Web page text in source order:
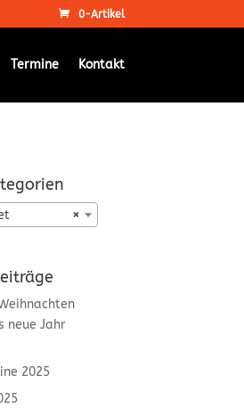
0-Artikel
Termine Kontakt
×
neue Jahr
2025